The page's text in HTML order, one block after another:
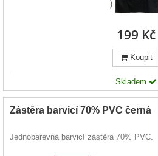
199 Kč
Koupit
Skladem
Zástěra barvicí 70% PVC černá
Jednobarevná barvicí zástěra 70% PVC.